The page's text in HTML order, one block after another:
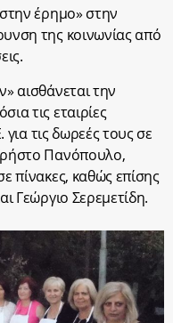
έρημο» στην
της κοινωνίας από
αισθάνεται την
τις εταιρίες
τις δωρεές τους σε
Πανόπουλο,
πίνακες, καθώς επίσης
Γεώργιο Σερεμετίδη.